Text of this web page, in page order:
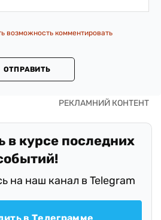
возможность комментировать
ОТПРАВИТЬ
в курсе последних
на наш канал в Telegram
в Телеграмме